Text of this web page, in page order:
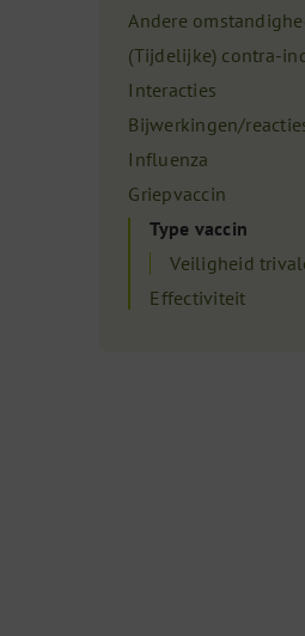
Andere
(Tijdelijke) contra-
Interacties
Bijwerkingen/
Influenza
Griepvaccin
Type vaccin
Veiligheid
Effectiviteit